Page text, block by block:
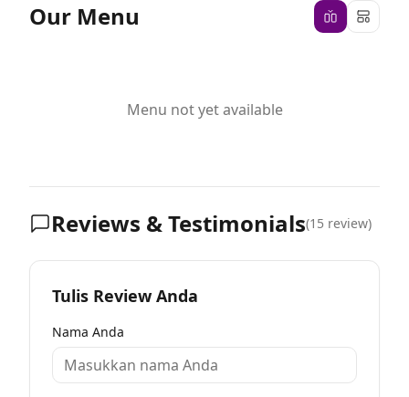
Our Menu
Menu not yet available
Reviews & Testimonials(15 review)
Tulis Review Anda
Nama Anda